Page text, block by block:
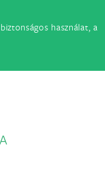
használat, a